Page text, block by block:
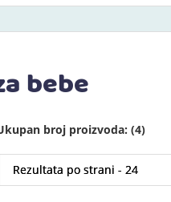
bebe
broj proizvoda: (4)